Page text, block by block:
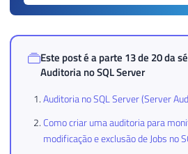
Este post é a parte 13 de 20 da
Auditoria no SQL Server
Auditoria no SQL Server (Server
Como criar uma auditoria para
modificação e exclusão de Jobs no